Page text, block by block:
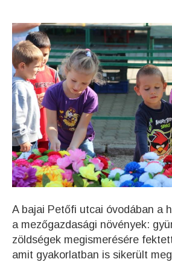
A bajai Petőfi utcai óvodában a
a mezőgazdasági növények:
zöldségek megismerésére
amit gyakorlatban is sikerült